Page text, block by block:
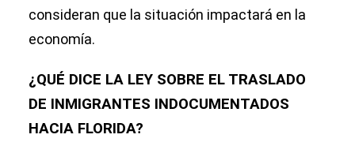
consideran que la situación impactará en la
economía.
¿QUÉ DICE LA LEY SOBRE EL TRASLADO
DE INMIGRANTES INDOCUMENTADOS
HACIA FLORIDA?